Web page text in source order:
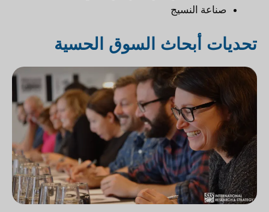
صناعة النسيج
تحديات أبحاث السوق الحسية